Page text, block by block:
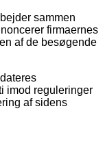
sammen
firmaernes
af de besøgende
imod reguleringer
af sidens